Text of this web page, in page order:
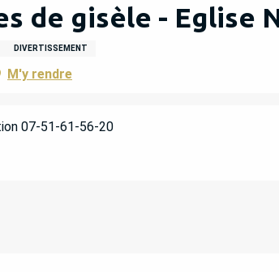
de gisèle - Eglise
DIVERTISSEMENT
M'y rendre
07-51-61-56-20